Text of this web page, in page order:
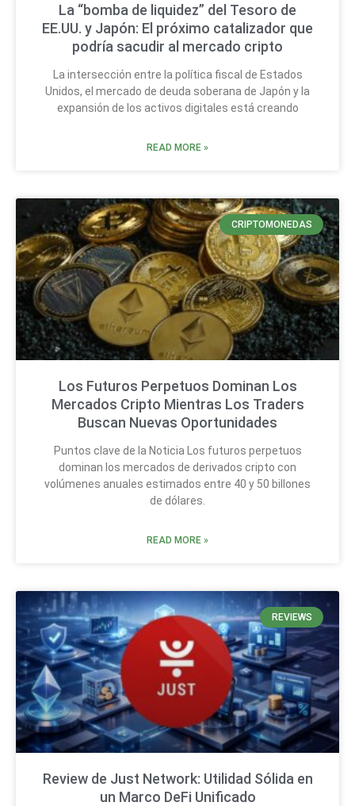
La “bomba de liquidez” del Tesoro de
EE.UU. y Japón: El próximo catalizador que
podría sacudir al mercado cripto
La intersección entre la política fiscal de Estados
Unidos, el mercado de deuda soberana de Japón y la
expansión de los activos digitales está creando
READ MORE »
CRIPTOMONEDAS
Los Futuros Perpetuos Dominan Los
Mercados Cripto Mientras Los Traders
Buscan Nuevas Oportunidades
Puntos clave de la Noticia Los futuros perpetuos
dominan los mercados de derivados cripto con
volúmenes anuales estimados entre 40 y 50 billones
de dólares.
READ MORE »
REVIEWS
Review de Just Network: Utilidad Sólida en
un Marco DeFi Unificado